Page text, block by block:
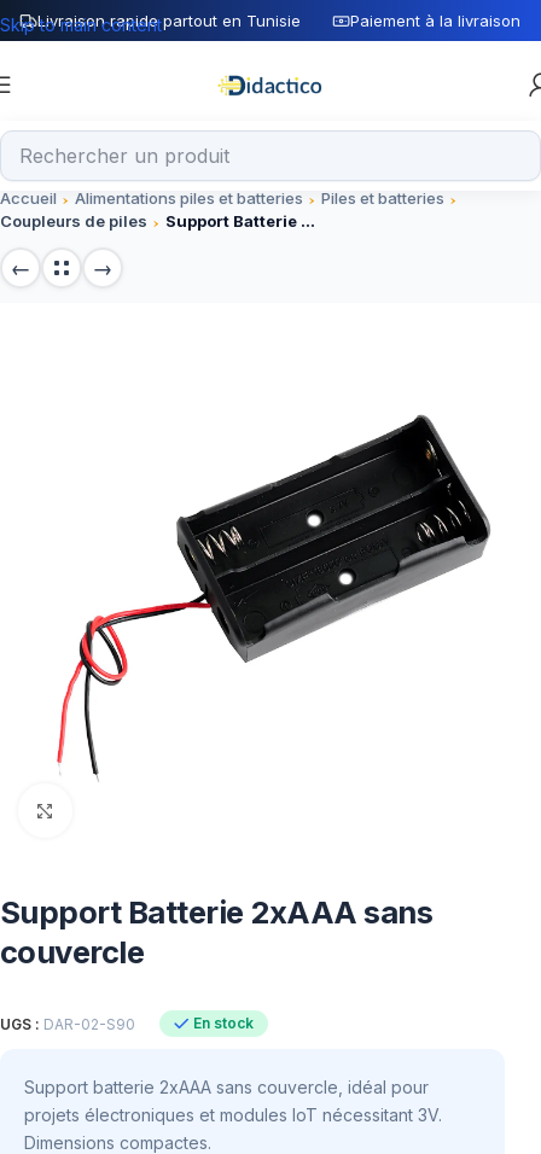
Livraison rapide partout en Tunisie Paiement à la livraison
Skip to main content
Accueil Alimentations piles et batteries
Piles et batteries
Coupleurs de piles
Support Batterie 2xAAA sans couvercle
Support Batterie 2xAAA sans
couvercle
UGS : DAR-02-S90 En stock
Support batterie 2xAAA sans couvercle, idéal pour
projets électroniques et modules IoT nécessitant 3V.
Dimensions compactes.